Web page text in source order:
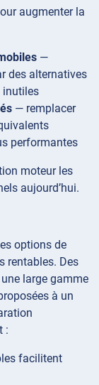
augmenter la
—
des alternatives
inutiles
— remplacer
performantes
moteur les
aujourd’hui.
options de
rentables. Des
large gamme
à un
:
facilitent